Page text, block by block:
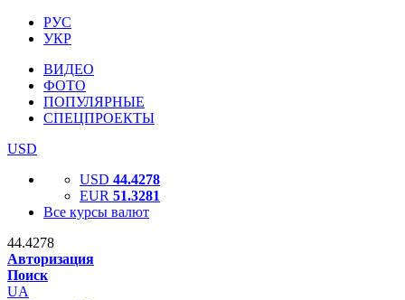
РУС
УКР
ВИДЕО
ФОТО
ПОПУЛЯРНЫЕ
СПЕЦПРОЕКТЫ
USD
USD 44.4278
EUR 51.3281
Все курсы валют
44.4278
Авторизация
Поиск
UA